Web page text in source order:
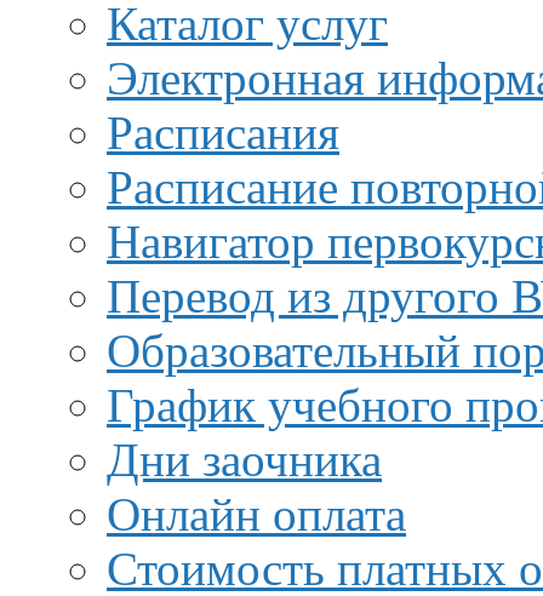
Каталог услуг
Электронная
Расписания
Расписание
Навигатор
Перевод из другого
Образовательный
График учебного
Дни заочника
Онлайн оплата
Стоимость платных